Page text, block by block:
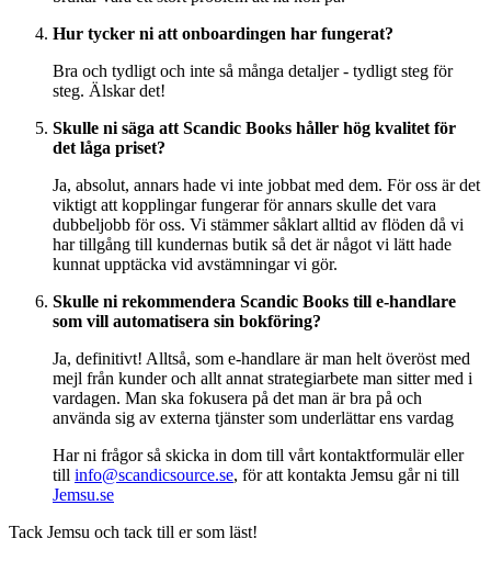
Hur tycker ni att onboardingen har fungerat?
Bra och tydligt och inte så många detaljer - tydligt steg för
steg. Älskar det!
Skulle ni säga att Scandic Books håller hög kvalitet för
det låga priset?
Ja, absolut, annars hade vi inte jobbat med dem. För oss är det
viktigt att kopplingar fungerar för annars skulle det vara
dubbeljobb för oss. Vi stämmer såklart alltid av flöden då vi
har tillgång till kundernas butik så det är något vi lätt hade
kunnat upptäcka vid avstämningar vi gör.
Skulle ni rekommendera Scandic Books till e-handlare
som vill automatisera sin bokföring?
Ja, definitivt! Alltså, som e-handlare är man helt överöst med
mejl från kunder och allt annat strategiarbete man sitter med i
vardagen. Man ska fokusera på det man är bra på och
använda sig av externa tjänster som underlättar ens vardag
Har ni frågor så skicka in dom till vårt kontaktformulär eller
till info@scandicsource.se, för att kontakta Jemsu går ni till
Jemsu.se
Tack Jemsu och tack till er som läst!